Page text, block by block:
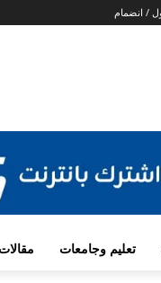
/ انضمام
تعليم وجامعات مقالات